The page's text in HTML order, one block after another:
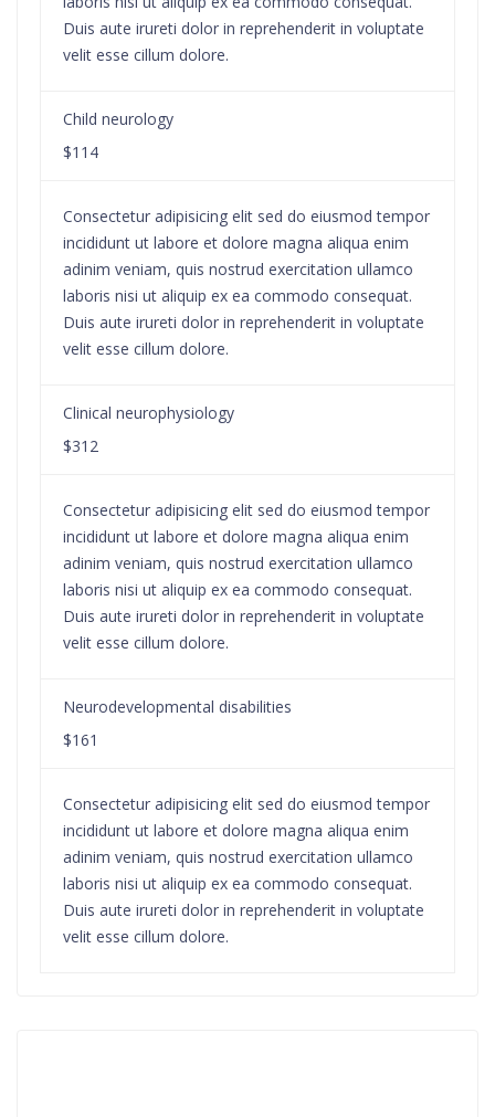
Duis aute irureti dolor in reprehenderit in voluptate
velit esse cillum dolore.
Child neurology
$114
Consectetur adipisicing elit sed do eiusmod tempor
incididunt ut labore et dolore magna aliqua enim
adinim veniam, quis nostrud exercitation ullamco
laboris nisi ut aliquip ex ea commodo consequat.
Duis aute irureti dolor in reprehenderit in voluptate
velit esse cillum dolore.
Clinical neurophysiology
$312
Consectetur adipisicing elit sed do eiusmod tempor
incididunt ut labore et dolore magna aliqua enim
adinim veniam, quis nostrud exercitation ullamco
laboris nisi ut aliquip ex ea commodo consequat.
Duis aute irureti dolor in reprehenderit in voluptate
velit esse cillum dolore.
Neurodevelopmental disabilities
$161
Consectetur adipisicing elit sed do eiusmod tempor
incididunt ut labore et dolore magna aliqua enim
adinim veniam, quis nostrud exercitation ullamco
laboris nisi ut aliquip ex ea commodo consequat.
Duis aute irureti dolor in reprehenderit in voluptate
velit esse cillum dolore.